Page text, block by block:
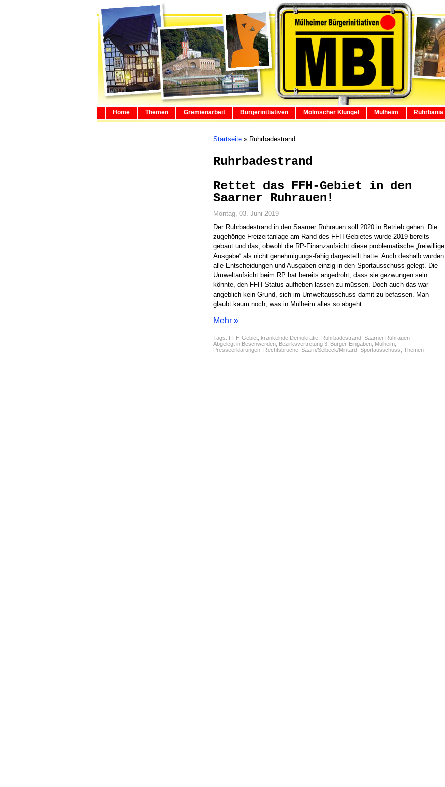
Home Themen Gremienarbeit Bürgerinitiativen Mölmscher Klüngel Mülheim Ruhrbania
Startseite » Ruhrbadestrand
Ruhrbadestrand
Rettet das FFH-Gebiet in den
Saarner Ruhrauen!
Montag, 03. Juni 2019
Der Ruhrbadestrand in den Saarner Ruhrauen soll 2020 in Betrieb gehen. Die
zugehörige Freizeitanlage am Rand des FFH-Gebietes wurde 2019 bereits
gebaut und das, obwohl die RP-Finanzaufsicht diese problematische „freiwillige
Ausgabe“ als nicht genehmigungs-fähig dargestellt hatte. Auch deshalb wurden
alle Entscheidungen und Ausgaben einzig in den Sportausschuss gelegt. Die
Umweltaufsicht beim RP hat bereits angedroht, dass sie gezwungen sein
könnte, den FFH-Status aufheben lassen zu müssen. Doch auch das war
angeblich kein Grund, sich im Umweltausschuss damit zu befassen. Man
glaubt kaum noch, was in Mülheim alles so abgeht.
Mehr »
Tags: FFH-Gebiet kränkelnde Demokratie Ruhrbadestrand Saarner Ruhrauen
Abgelegt in Beschwerden Bezirksvertretung 3 Bürger-Eingaben Mülheim
Presseerklärungen Rechtsbrüche Saarn/Selbeck/Mintard Sportausschuss Themen